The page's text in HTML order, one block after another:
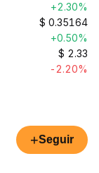
+2.30%
$ 0.35164
+0.50%
$ 2.33
-2.20%
+Seguir